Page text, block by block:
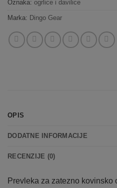
Oznaka: ogrlice i davilice
Marka: Dingo Gear
OPIS
DODATNE INFORMACIJE
RECENZIJE (0)
Prevleka za zatezno kovinsko